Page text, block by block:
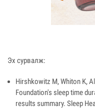
Эх сурвалж:
Hirshkowitz M, Whiton K,
Foundation's sleep time
results summary. Sleep